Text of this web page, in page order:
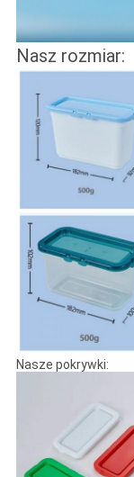
Nasz rozmiar:
Nasze pokrywki: